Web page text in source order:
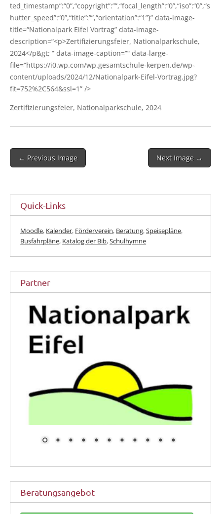
ted_timestamp”:“0”,“copyright”:””,“focal_length”:“0”,“iso”:“0”,“s
hutter_speed”:“0”,“title”:””,“orientation”:“1”}” data-image-
title=“Nationalpark Eifel Vor­trag” data-image-
description=”<p>Zertifizierungsfeier, Natio­nal­park­schu­le,
2024</p&gt; ” data-image-cap­ti­on=”” data-large-
file=“https://i0.wp.com/wp.gesamtschule-kerpen.de/wp-
content/uploads/2024/12/Nationalpark-Eifel-Vortrag.jpg?
fit=752%2C564&ssl=1” />
Zer­ti­fi­zie­rungs­fei­er, Natio­nal­park­schu­le, 2024
Post
navigation
← Previous Image Next Image →
Quick-Links
Moodle, Kalender, Förderverein, Beratung,Speisepläne,
Busfahrpläne, Katalog der Bib,Schulhymne
Partner
Beratungsangebot